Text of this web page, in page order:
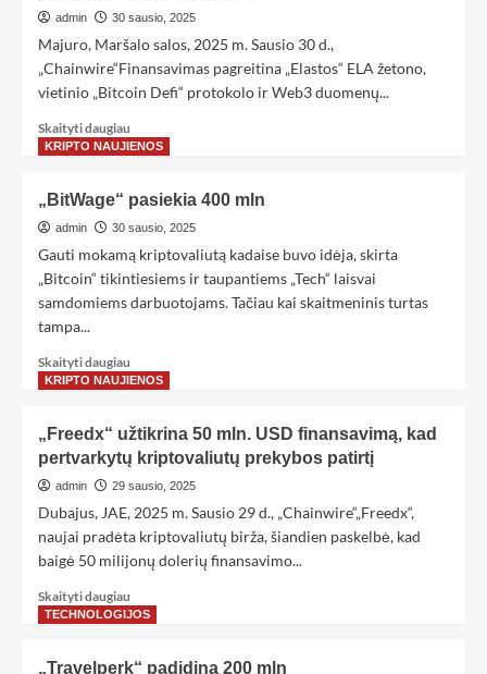
admin 30 sausio, 2025
Majuro, Maršalo salos, 2025 m. Sausio 30 d.,
„Chainwire“Finansavimas pagreitina „Elastos“ ELA žetono,
vietinio „Bitcoin Defi“ protokolo ir Web3 duomenų...
Skaityti daugiau
KRIPTO NAUJIENOS
„BitWage“ pasiekia 400 mln
admin 30 sausio, 2025
Gauti mokamą kriptovaliutą kadaise buvo idėja, skirta
„Bitcoin“ tikintiesiems ir taupantiems „Tech“ laisvai
samdomiems darbuotojams. Tačiau kai skaitmeninis turtas
tampa...
Skaityti daugiau
KRIPTO NAUJIENOS
„Freedx“ užtikrina 50 mln. USD finansavimą, kad
pertvarkytų kriptovaliutų prekybos patirtį
admin 29 sausio, 2025
Dubajus, JAE, 2025 m. Sausio 29 d., „Chainwire“„Freedx“,
naujai pradėta kriptovaliutų birža, šiandien paskelbė, kad
baigė 50 milijonų dolerių finansavimo...
Skaityti daugiau
TECHNOLOGIJOS
„Travelperk“ padidina 200 mln